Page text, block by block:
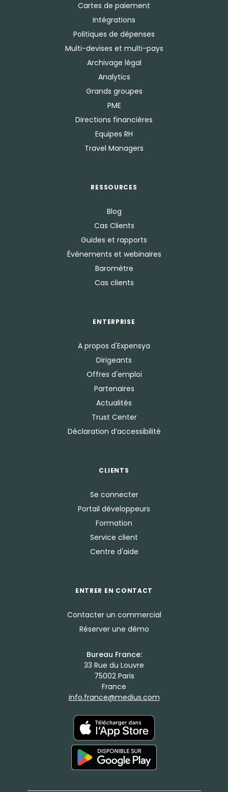
Cartes de paiement
Intégrations
Politiques de dépenses
Multi-devises et multi-pays
Archivage légal
Analytics
Grands groupes
PME
Directions financières
Equipes RH
Travel Managers
RESSOURCES
Blog
Cas Clients
Guides et rapports
Événements et webinaires
Baromètre
Cas clients
ENTERPRISE
A propos d'Expensya
Dirigeants
Offres d'emploi
Partenaires
Actualités
Trust Center
Déclaration d’accessibilité
CLIENTS
Se connecter
Portail développeurs
Formation
Service client
Centre d'aide
ENTRER EN CONTACT
Contacter un commercial
Réserver une démo
Bureau France:
33 Rue du Louvre
75002 Paris
France
info.france@medius.com